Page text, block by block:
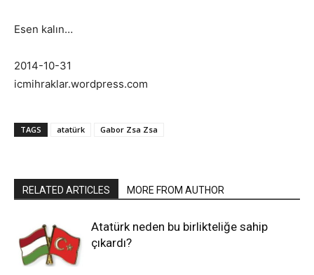
Esen kalın…
2014-10-31
icmihraklar.wordpress.com
TAGS atatürk Gabor Zsa Zsa
RELATED ARTICLES MORE FROM AUTHOR
Atatürk neden bu birlikteliğe sahip
çıkardı?